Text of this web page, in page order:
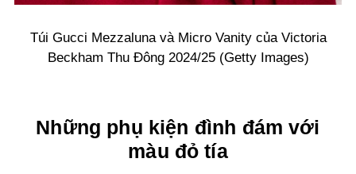
Túi Gucci Mezzaluna và Micro Vanity của Victoria
Beckham Thu Đông 2024/25 (Getty Images)
Những phụ kiện đình đám với
màu đỏ tía